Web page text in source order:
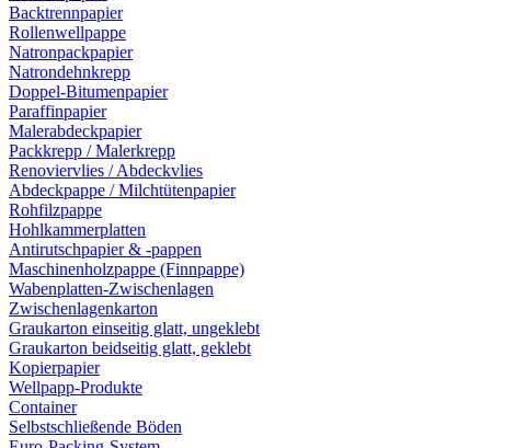
Backtrennpapier
Rollenwellpappe
Natronpackpapier
Natrondehnkrepp
Doppel-Bitumenpapier
Paraffinpapier
Malerabdeckpapier
Packkrepp / Malerkrepp
Renoviervlies / Abdeckvlies
Abdeckpappe / Milchtütenpapier
Rohfilzpappe
Hohlkammerplatten
Antirutschpapier & -pappen
Maschinenholzpappe (Finnpappe)
Wabenplatten-Zwischenlagen
Zwischenlagenkarton
Graukarton einseitig glatt, ungeklebt
Graukarton beidseitig glatt, geklebt
Kopierpapier
Wellpapp-Produkte
Container
Selbstschließende Böden